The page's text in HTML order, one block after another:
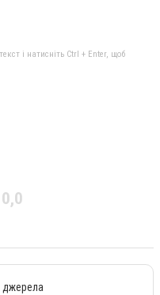
і натисніть Ctrl + Enter, щоб
0,0
джерела